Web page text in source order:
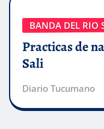
BANDA DEL RIO
Practicas de
Sali
Diario Tucumano